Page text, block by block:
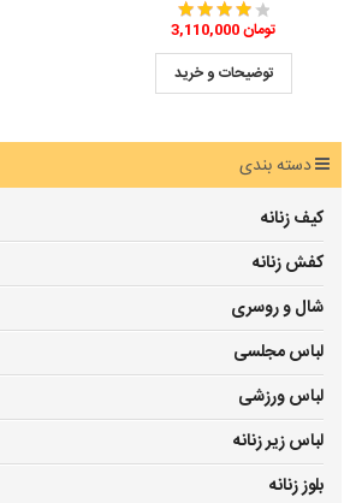
3,110,000 تومان
توضیحات و خرید
دسته بندی
کیف زنانه
کفش زنانه
شال و روسری
لباس مجلسی
لباس ورزشی
لباس زیر زنانه
بلوز زنانه